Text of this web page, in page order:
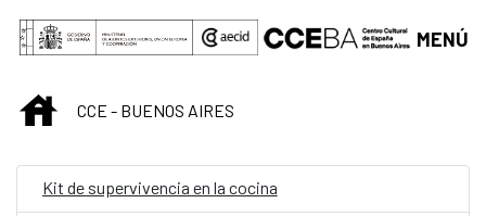
Saltar al contenido principal
MENÚ
INICIOCCE - BUENOS AIRES
Kit de supervivencia en la cocina